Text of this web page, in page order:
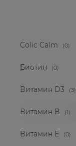
Colic Calm (0)
Биотин (0)
Витамин D3 (3)
Витамин В (1)
Витамин Е (0)